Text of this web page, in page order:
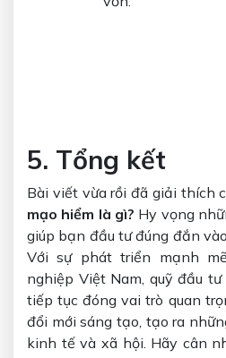
5. Tổng kết
Bài viết vừa rồi đã giải thích
mạo hiểm là gì? Hy vọng
giúp bạn đầu tư đúng đắn
Với sự phát triển mạnh
nghiệp Việt Nam, quỹ đầu
tiếp tục đóng vai trò quan
đổi mới sáng tạo, tạo ra
kinh tế và xã hội. Hãy cân